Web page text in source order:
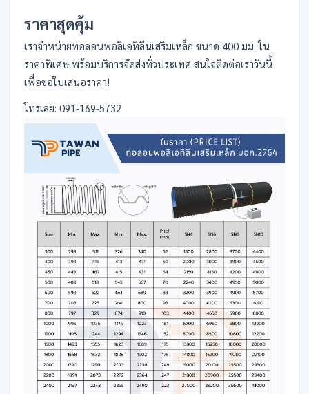
ราคาสุดคุ้ม
เราจำหน่ายท่อลอนพอลิเอทิลีนเสริมเหล็ก ขนาด 400 มม. ใน
ราคาพิเศษ พร้อมบริการจัดส่งทั่วประเทศ สนใจติดต่อเราวันนี้
เพื่อขอใบเสนอราคา!
โทรเลย: 091-169-5732